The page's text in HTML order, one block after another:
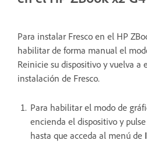
Para instalar Fresco en el HP
habilitar de forma manual el
Reinicie su dispositivo y vuelva a
instalación de Fresco.
Para habilitar el modo de
encienda el dispositivo y
hasta que acceda al menú de